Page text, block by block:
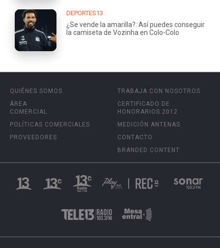
DEPORTES13
¿Se vende la amarilla?: Así puedes conseguir
la camiseta de Vozinha en Colo-Colo
QUIÉNES SOMOS
ÁREA
COMERCIAL
POLÍTICAS COMERCIALES
PROVEEDORES
TRABAJA CON NOSOTROS
CERTIFICADO DE
HONORARIOS 2012
MEDICIÓN ANTENAS
CONTACTO
BRANDED CONTENT